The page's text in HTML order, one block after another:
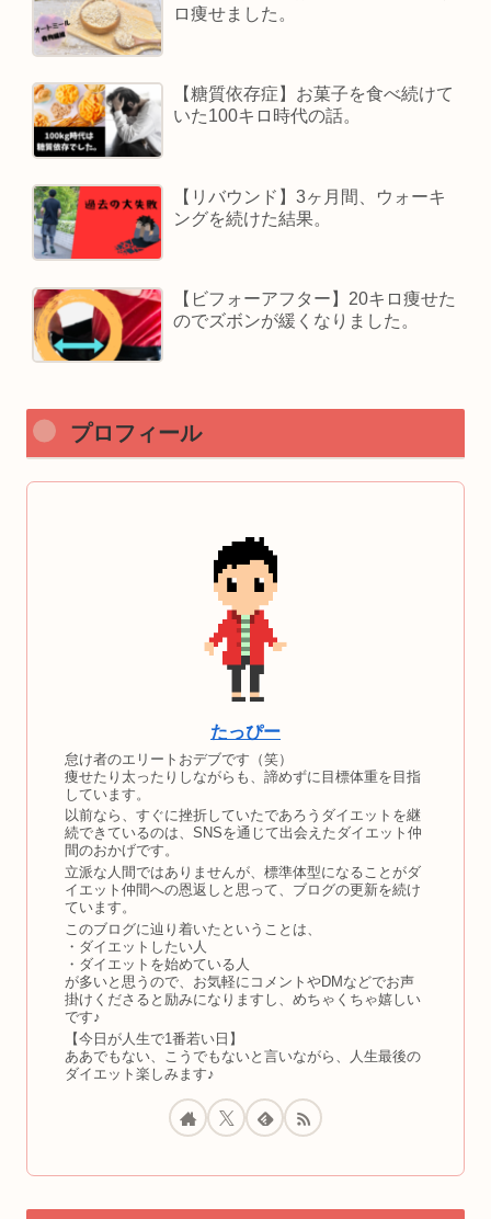
ロ痩せました。
【糖質依存症】お菓子を食べ続けて
いた100キロ時代の話。
【リバウンド】3ヶ月間、ウォーキ
ングを続けた結果。
【ビフォーアフター】20キロ痩せた
のでズボンが緩くなりました。
プロフィール
たっぴー
怠け者のエリートおデブです（笑）
痩せたり太ったりしながらも、諦めずに目標体重を目指
しています。
以前なら、すぐに挫折していたであろうダイエットを継
続できているのは、SNSを通じて出会えたダイエット仲
間のおかげです。
立派な人間ではありませんが、標準体型になることがダ
イエット仲間への恩返しと思って、ブログの更新を続け
ています。
このブログに辿り着いたということは、
・ダイエットしたい人
・ダイエットを始めている人
が多いと思うので、お気軽にコメントやDMなどでお声
掛けくださると励みになりますし、めちゃくちゃ嬉しい
です♪
【今日が人生で1番若い日】
ああでもない、こうでもないと言いながら、人生最後の
ダイエット楽しみます♪